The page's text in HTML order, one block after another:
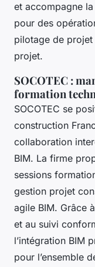
et accompagne
pour des
pilotage de
projet.
SOCOTEC :
formation
SOCOTEC se
construction
collaboration
BIM. La firme
sessions
gestion projet
agile BIM. Grâce
et au suivi
l’intégration BIM
pour l’ensemble